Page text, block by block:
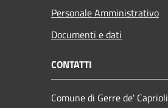
Personale Amministrativo
Documenti e dati
CONTATTI
Comune di Gerre de' Caprioli